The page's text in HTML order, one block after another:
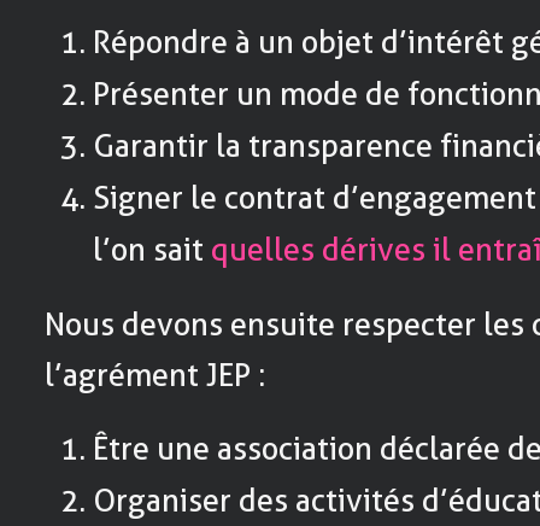
Répondre à un objet d’intérêt
Présenter un mode de
Garantir la transparence
Signer le contrat
l’on sait quelles dérives il
Nous devons ensuite respecter
l’agrément JEP :
Être une association déclarée
Organiser des activités